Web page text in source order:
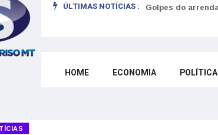
ÚLTIMAS NOTÍCIAS :
trabalhando para o exterior Golpes do
HOME ECONOMIA POLÍTICA